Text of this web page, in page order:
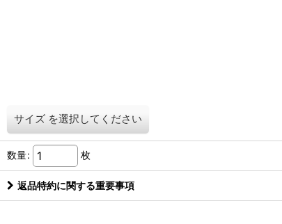
サイズ を選択してください
数量: 枚
返品特約に関する重要事項